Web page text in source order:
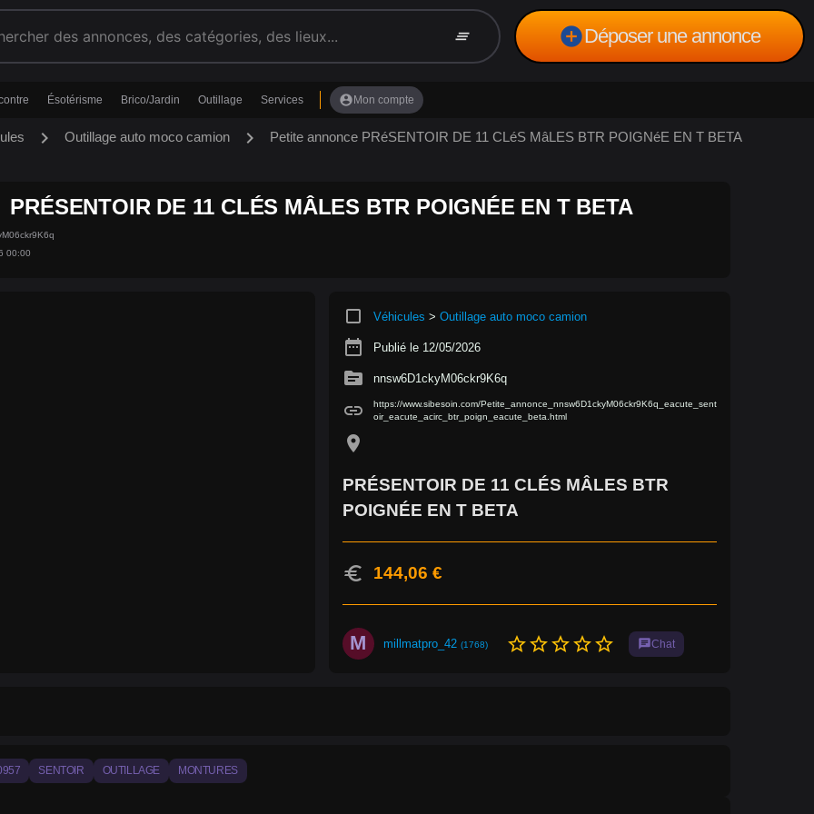
clear_all add_circleDéposer une annonce
Ésotérisme Brico/Jardin Outillage Services account_circle Mon compte
chevron_right Outillage auto moco camion chevron_right Petite annonce PRéSENTOIR DE 11 CLéS MâLES BTR POIGNéE EN T BETA
PRÉSENTOIR DE 11 CLÉS MÂLES BTR POIGNÉE EN T BETA
00:00
crop_square Véhicules > Outillage auto moco camion
date_range Publié le 12/05/2026
source nnsw6D1ckyM06ckr9K6q
link
https://www.sibesoin.com/Petite_annonce_nnsw6D1ckyM06ckr9K6q_eacute_sent
oir_eacute_acirc_btr_poign_eacute_beta.html
location_on
PRÉSENTOIR DE 11 CLÉS MÂLES BTR
POIGNÉE EN T BETA
euro 144,06 €
M millmatpro_42 (1768) star_borderstar_borderstar_borderstar_borderstar_border chatChat
SENTOIR OUTILLAGE MONTURES